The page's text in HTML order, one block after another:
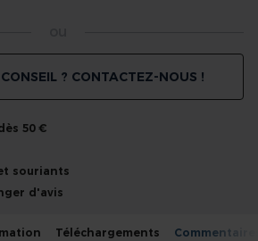
? CONTACTEZ-NOUS !
50 €
souriants
d'avis
Téléchargements